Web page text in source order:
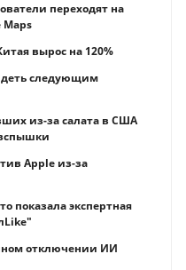
переходят на
Maps
вырос на 120%
следующим
из-за салата в США
Apple из-за
показала экспертная
отключении ИИ